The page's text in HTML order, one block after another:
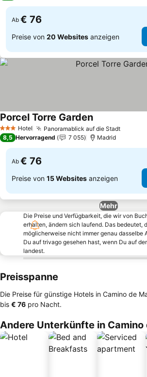
Ab € 76
Preise von 20 Websites anzeigen
3 SterneHotel Panoramablick auf die StadtPreise
Porcel Torre GardenPreise sehen
8,5 Hervorragend 7 055 Madrid
Ab € 76
Preise von 15 Websites anzeigen
Mehr
Die Preise und Verfügbarkeit, die wir von
erhalten, ändern sich laufend. Das bedeutet,
möglicherweise nicht immer genau dasselbe
Du auf trivago gesehen hast, wenn Du auf
landest.
Preisspanne
Die Preise für günstige Hotels in Camino de
bis ‎€ 76 pro Nacht.
Andere Unterkünfte in Camino